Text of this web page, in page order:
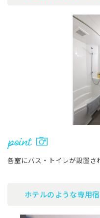
各室にバス・トイレが設置さ
ホテルのような専用